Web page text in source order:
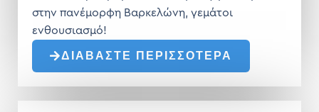
στην πανέμορφη Βαρκελώνη, γεμάτοι
ενθουσιασμό!
ΔΙΑΒΑΣΤΕ ΠΕΡΙΣΣΟΤΕΡΑ